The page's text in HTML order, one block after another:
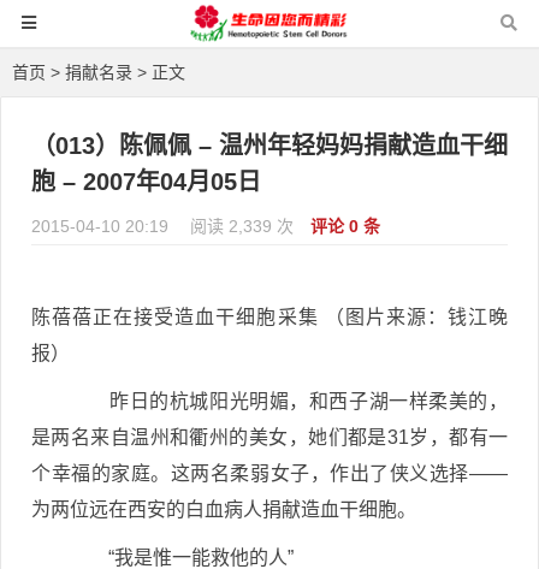
首页 > 捐献名录 > 正文
（013）陈佩佩 – 温州年轻妈妈捐献造血干细
胞 – 2007年04月05日
2015-04-10 20:19 阅读 2,339 次 评论 0 条
陈蓓蓓正在接受造血干细胞采集 （图片来源：钱江晚
报）
昨日的杭城阳光明媚，和西子湖一样柔美的，
是两名来自温州和衢州的美女，她们都是31岁，都有一
个幸福的家庭。这两名柔弱女子，作出了侠义选择——
为两位远在西安的白血病人捐献造血干细胞。
“我是惟一能救他的人”